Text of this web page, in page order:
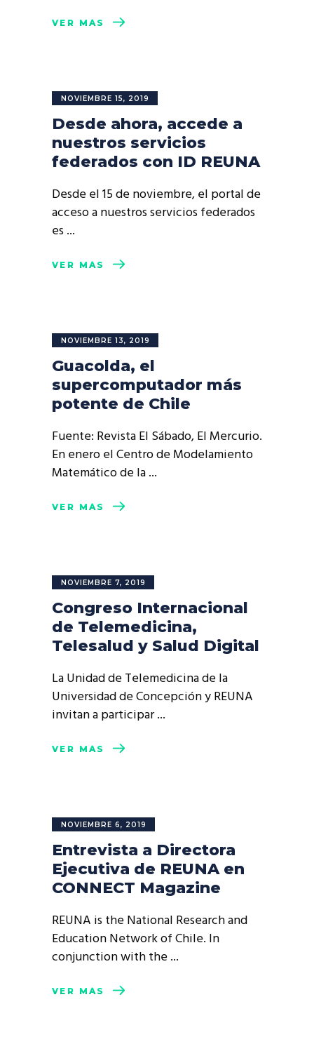
VER MÁS
NOVIEMBRE 15, 2019
Desde ahora, accede a
nuestros servicios
federados con ID REUNA
Desde el 15 de noviembre, el portal de
acceso a nuestros servicios federados
es
VER MÁS
NOVIEMBRE 13, 2019
Guacolda, el
supercomputador más
potente de Chile
Fuente: Revista El Sábado, El Mercurio.
En enero el Centro de Modelamiento
Matemático de la
VER MÁS
NOVIEMBRE 7, 2019
Congreso Internacional
de Telemedicina,
Telesalud y Salud Digital
La Unidad de Telemedicina de la
Universidad de Concepción y REUNA
invitan a participar
VER MÁS
NOVIEMBRE 6, 2019
Entrevista a Directora
Ejecutiva de REUNA en
CONNECT Magazine
REUNA is the National Research and
Education Network of Chile. In
conjunction with the
VER MÁS